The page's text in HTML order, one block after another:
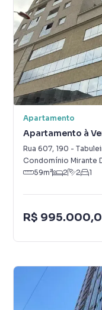
Apartamento
Apartamento à
Rua 607, 190 -
Condomínio Mirante
59m² 2 2 1
R$